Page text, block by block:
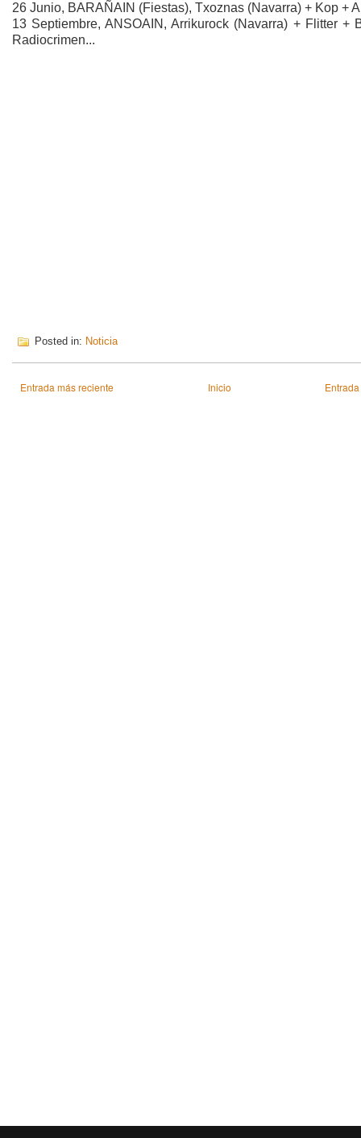
26 Junio, BARAÑAIN (Fiestas), Txoznas (Navarra) + Kop +
13 Septiembre, ANSOAIN, Arrikurock (Navarra) + Flitter +
Radiocrimen...
Posted in: Noticia
Entrada más reciente Inicio